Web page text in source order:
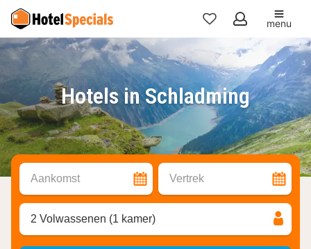
Mijn
favorieten
menu
Hotels in Schladming
Aankomst Vertrek
2 Volwassenen (1 kamer)